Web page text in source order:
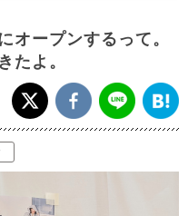
オープンするって。
たよ。